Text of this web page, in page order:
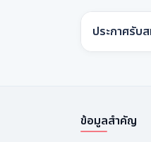
ประกาศรับ
ข้อมูลสำคัญ